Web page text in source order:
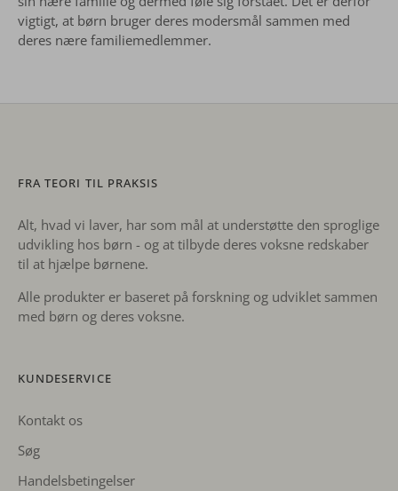
vigtigt, at børn bruger deres modersmål sammen med
deres nære familiemedlemmer.
FRA TEORI TIL PRAKSIS
Alt, hvad vi laver, har som mål at understøtte den sproglige
udvikling hos børn - og at tilbyde deres voksne redskaber
til at hjælpe børnene.
Alle produkter er baseret på forskning og udviklet sammen
med børn og deres voksne.
KUNDESERVICE
Kontakt os
Søg
Handelsbetingelser